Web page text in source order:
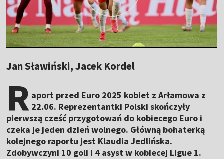
Jan Sławiński, Jacek Kordel
R aport przed Euro 2025 kobiet z Arłamowa z
22.06. Reprezentantki Polski skończyły
pierwszą cześć przygotowań do kobiecego Euro i
czeka je jeden dzień wolnego. Główną bohaterką
kolejnego raportu jest Klaudia Jedlińska.
Zdobywczyni 10 goli i 4 asyst w kobiecej Ligue 1.